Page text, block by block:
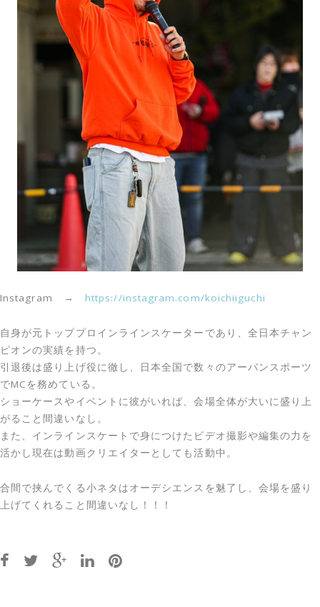
Instagram → https://instagram.com/koichiiguchi
自身が元トッププロインラインスケーターであり、全日本チャン
ピオンの実績を持つ。
引退後は盛り上げ役に徹し、日本全国で数々のアーバンスポーツ
でMCを務めている。
ショーケースやイベントに彼がいれば、会場全体が大いに盛り上
がること間違いなし。
また、インラインスケートで身につけたビデオ撮影や編集の力を
活かし現在は動画クリエイターとしても活動中。
合間で挟んでくる小ネタはオーデシエンスを魅了し、会場を盛り
上げてくれること間違いなし！！！